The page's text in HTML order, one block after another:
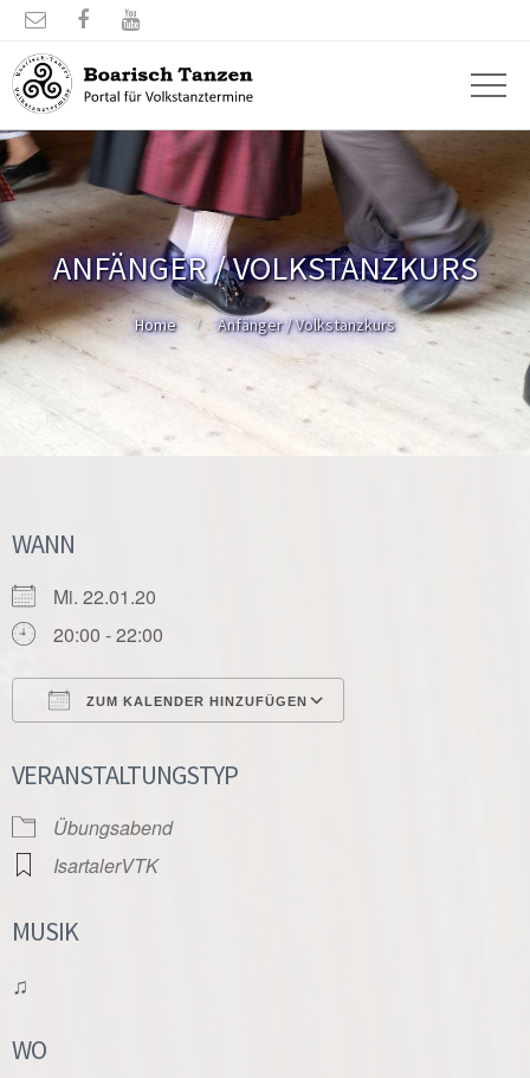
  
ANFÄNGER / VOLKSTANZKURS
Home Anfänger / Volkstanzkurs
WANN
Mi. 22.01.20
20:00 - 22:00
ZUM KALENDER HINZUFÜGEN
VERANSTALTUNGSTYP
Übungsabend
IsartalerVTK
MUSIK
♫
WO